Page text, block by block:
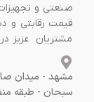
صنعتی و
قیمت رقابتی و
مشتریان عزیز
مشهد - میدان
سبحان - طبقه